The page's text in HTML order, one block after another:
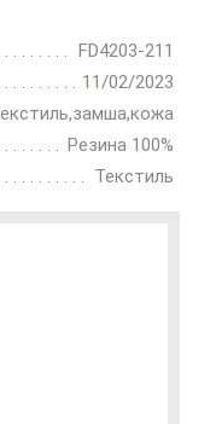
FD4203-211
11/02/2023
Резина 100%
Текстиль